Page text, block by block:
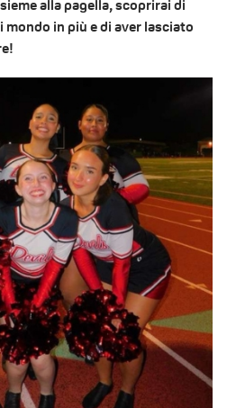
alla pagella, scoprirai di
in più e di aver lasciato